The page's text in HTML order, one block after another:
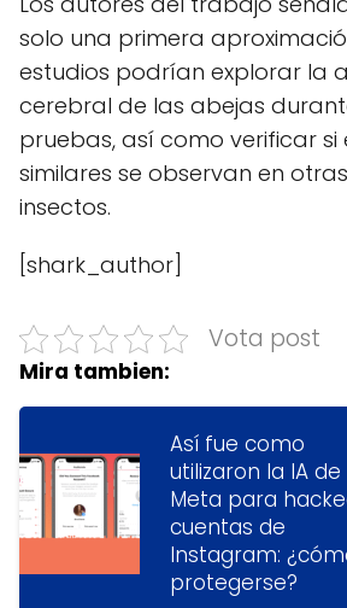
solo una primera
estudios podrían explorar la
cerebral de las abejas
pruebas, así como verificar si
similares se observan en
insectos.
[shark_author]
Vota post
Mira tambien:
Así fue como
utilizaron la IA de
Meta para
cuentas de
Instagram:
protegerse?